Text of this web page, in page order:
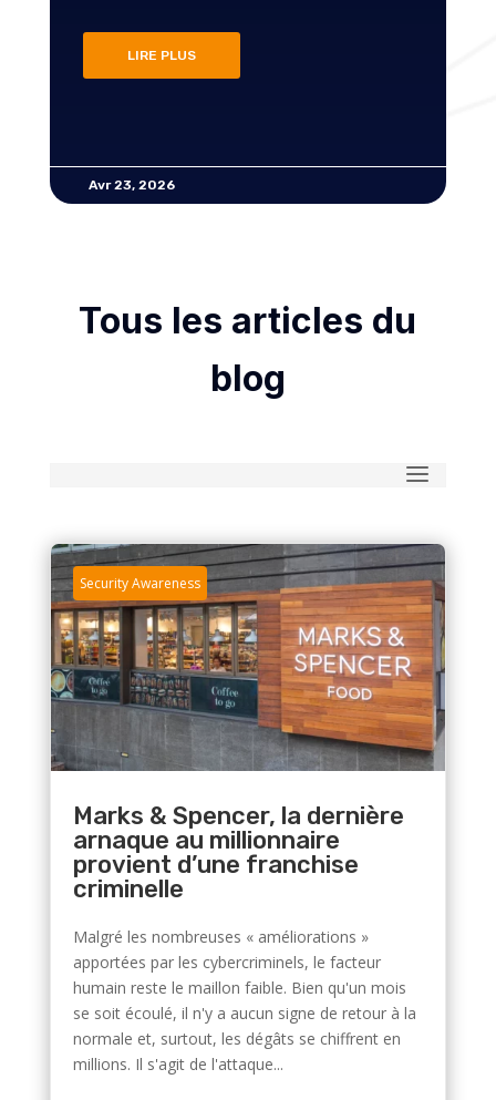
LIRE PLUS
Avr 23, 2026
Tous les articles du
blog
Security Awareness
Marks & Spencer, la dernière
arnaque au millionnaire
provient d’une franchise
criminelle
Malgré les nombreuses « améliorations »
apportées par les cybercriminels, le facteur
humain reste le maillon faible. Bien qu'un mois
se soit écoulé, il n'y a aucun signe de retour à la
normale et, surtout, les dégâts se chiffrent en
millions. Il s'agit de l'attaque...